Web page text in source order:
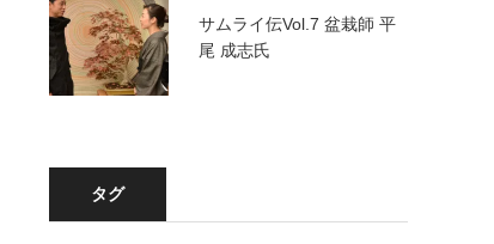
サムライ伝Vol.7 盆栽師 平
尾 成志氏
タグ